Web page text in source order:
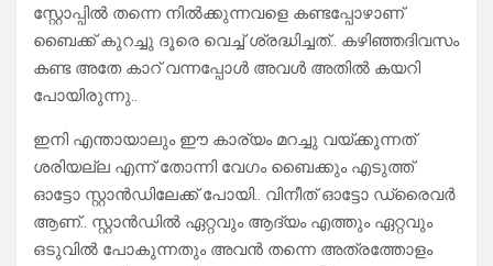
സ്റ്റോപ്പിൽ തന്നെ നിൽക്കുന്നവളെ കണ്ടപ്പോഴാണ്
ബൈക്ക് കുറച്ചു ദൂരെ വെച്ച് ശ്രദ്ധിച്ചത്.. കഴിഞ്ഞദിവസം
കണ്ട അതേ കാറ് വന്നപ്പോൾ അവൾ അതിൽ കയറി
പോയിരുന്നു..
ഇനി എന്തായാലും ഈ കാര്യം മറച്ചു വയ്ക്കുന്നത്
ശരിയല്ല എന്ന് തോന്നി വേഗം ബൈക്കും എടുത്ത്
ഓട്ടോ സ്റ്റാൻഡിലേക്ക് പോയി.. വിനീത് ഓട്ടോ ഡ്രൈവർ
ആണ്.. സ്റ്റാൻഡിൽ ഏറ്റവും ആദ്യം എത്തും ഏറ്റവും
ഒടുവിൽ പോകുന്നതും അവൻ തന്നെ അത്രത്തോളം